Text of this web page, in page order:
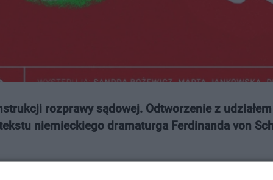
rozprawy sądowej. Odtworzenie z
niemieckiego dramaturga Ferdinanda von